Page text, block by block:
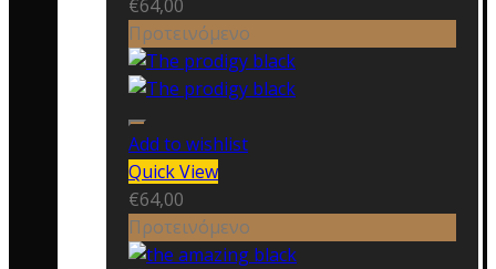
€64,00
Προτεινόμενο
Add to wishlist
Quick View
€64,00
Προτεινόμενο